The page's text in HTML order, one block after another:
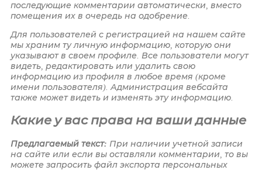
последующие комментарии автоматически, вместо
помещения их в очередь на одобрение.
Для пользователей с регистрацией на нашем сайте
мы храним ту личную информацию, которую они
указывают в своем профиле. Все пользователи могут
видеть, редактировать или удалить свою
информацию из профиля в любое время (кроме
имени пользователя). Администрация вебсайта
также может видеть и изменять эту информацию.
Какие у вас права на ваши данные
Предлагаемый текст: При наличии учетной записи
на сайте или если вы оставляли комментарии, то вы
можете запросить файл экспорта персональных